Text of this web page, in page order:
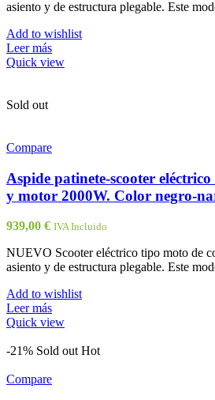
asiento y de estructura plegable. Este
Add to wishlist
Leer más
Quick view
Sold out
Compare
Aspide patinete-scooter eléctrico
y motor 2000W. Color negro-
939,00 € IVA Incluido
NUEVO Scooter eléctrico tipo moto de
asiento y de estructura plegable. Este
Add to wishlist
Leer más
Quick view
-21% Sold out Hot
Compare